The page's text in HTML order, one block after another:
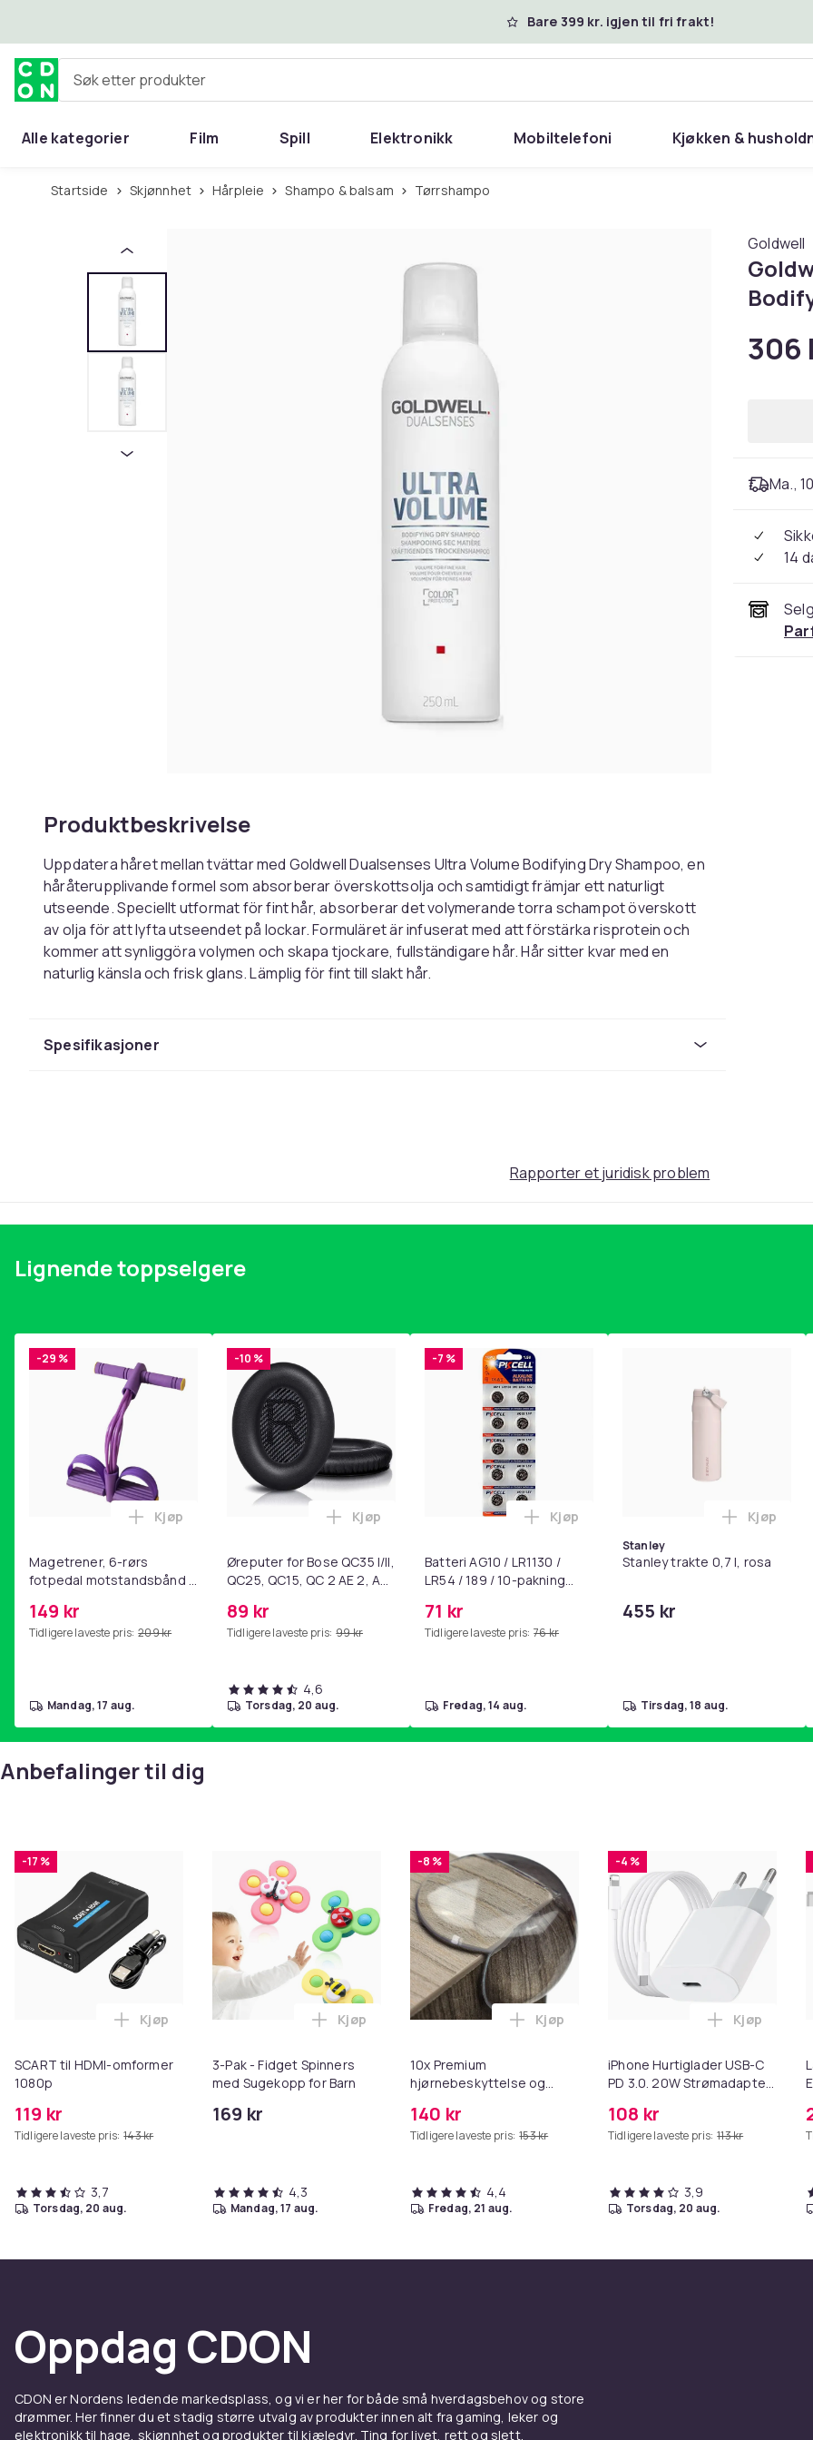
Bare 399 kr. igjen til fri frakt!
Søk etter produkter
Alle kategorier Film Spill Elektronikk Mobiltelefoni Kjøkken &
Startside Skjønnhet Hårpleie Shampo & balsam Tørrshampo
Produktbeskrivelse
Uppdatera håret mellan tvättar med Goldwell Dualsenses Ultra Volume Bodifying Dry Shampoo, en
håråterupplivande formel som absorberar överskottsolja och samtidigt främjar ett naturligt
utseende. Speciellt utformat för fint hår, absorberar det volymerande torra schampot överskott
av olja för att lyfta utseendet på lockar. Formuläret är infuserat med att förstärka risprotein och
kommer att synliggöra volymen och skapa tjockare, fullständigare hår. Hår sitter kvar med en
naturlig känsla och frisk glans. Lämplig för fint till slakt hår.
Vekt, gram
Artikkel nr.
Spesifikasjoner
Goldwell
306
Ma.,
14
Rapporter et juridisk problem
Lignende toppselgere
-29 %
Magetrener, 6-rørs
fotpedal motstandsbånd -
yoga og
hjemmegymnastikk Purple
149 kr
Tidligere laveste pris: 209 kr
Legg Magetrener, 6-rørs fotpedal motstandsbånd - mage- og kjernetrening, yoga og
Kjøp
mandag, 17 aug.
-10 %
Øreputer for Bose QC35 I/II,
QC25, QC15, QC 2 AE 2, AE
SoundLink Black
89 kr
Tidligere laveste pris: 99 kr
Legg Øreputer for Bose QC35 I/II, QC25, QC15, QC 2 AE 2, AE 2i, AE 2w,
Kjøp
4,6
torsdag, 20 aug.
-7 %
Batteri AG10 / LR1130 /
LR54 / 189 / 10-pakning
71 kr
Tidligere laveste pris: 76 kr
Legg Batteri AG10 / LR1130 / LR54 / 189
Kjøp
fredag, 14 aug.
Stanley
Stanley trakte 0,7 l, rosa
455 kr
Legg
Kjøp
tirsdag, 18 aug.
Anbefalinger til dig
-17 %
SCART til HDMI-omformer
1080p
119 kr
Tidligere laveste pris: 143 kr
Legg SCART til HDMI-omformer 1080p i handlekurven
Kjøp
3,7
torsdag, 20 aug.
3-Pak - Fidget Spinners
med Sugekopp for Barn
169 kr
Legg 3-Pak - Fidget Spinners med Sugekopp for Barn i handlekurven
Kjøp
4,3
mandag, 17 aug.
-8 %
10x Premium
hjørnebeskyttelse og
140 kr
Tidligere laveste pris: 153 kr
Legg 10x Premium hjørnebeskyttelse og
Kjøp
4,4
fredag, 21 aug.
-4 %
iPhone Hurtiglader USB-C
PD 3.0. 20W Strømadapter
108 kr
Tidligere laveste pris: 113 kr
Legg
Kjøp
3,9
torsdag, 20 aug.
Oppdag CDON
CDON er Nordens ledende markedsplass, og vi er her for både små hverdagsbehov og store
drømmer. Her finner du et stadig større utvalg av produkter innen alt fra gaming, leker og
elektronikk til hage, skjønnhet og produkter til kjæledyr. Ting for livet, rett og slett.